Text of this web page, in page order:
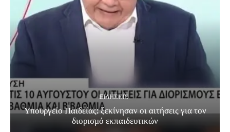
EΙΔΗΣΕΙΣ
Υπουργείο Παιδείας: ξεκίνησαν οι αιτήσεις για τον
διορισμό εκπαιδευτικών